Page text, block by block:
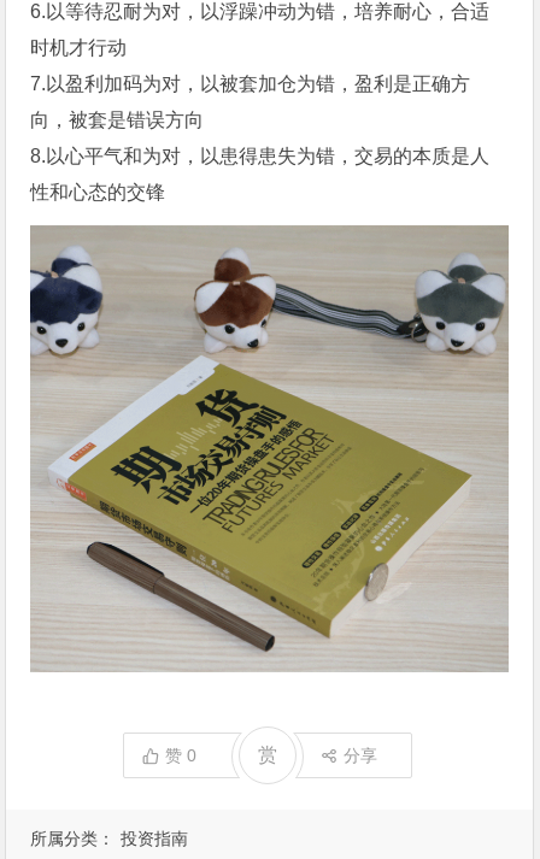
所属分类： 投资指南
6.以等待忍耐为对，以浮躁冲动为错，培养耐心，合适
时机才行动
7.以盈利加码为对，以被套加仓为错，盈利是正确方
向，被套是错误方向
8.以心平气和为对，以患得患失为错，交易的本质是人
性和心态的交锋
赞0 赏 分享